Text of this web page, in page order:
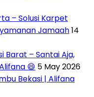
– Solusi Karpet
Jamaah14
Barat – Santai Aja,
😄 5 May 2026
Bekasi | Alifana